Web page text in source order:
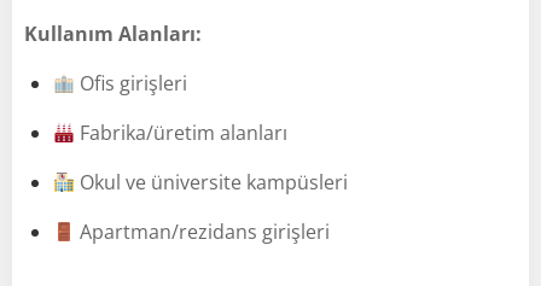
Kullanım Alanları:
Ofis girişleri
Fabrika/üretim alanları
Okul ve üniversite kampüsleri
Apartman/rezidans girişleri